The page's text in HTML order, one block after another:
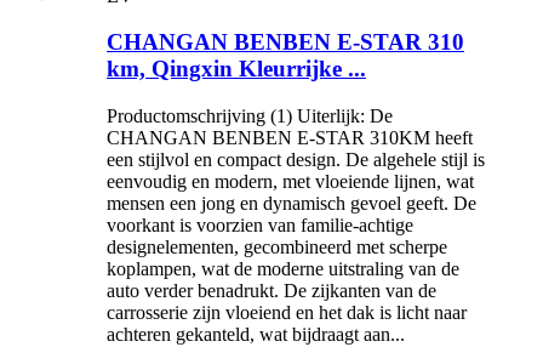
CHANGAN BENBEN E-STAR 310
km, Qingxin Kleurrijke ...
Productomschrijving (1) Uiterlijk: De
CHANGAN BENBEN E-STAR 310KM heeft
een stijlvol en compact design. De algehele stijl is
eenvoudig en modern, met vloeiende lijnen, wat
mensen een jong en dynamisch gevoel geeft. De
voorkant is voorzien van familie-achtige
designelementen, gecombineerd met scherpe
koplampen, wat de moderne uitstraling van de
auto verder benadrukt. De zijkanten van de
carrosserie zijn vloeiend en het dak is licht naar
achteren gekanteld, wat bijdraagt ​​aan...